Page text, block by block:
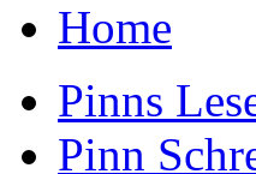
Home
Pinns
Pinn